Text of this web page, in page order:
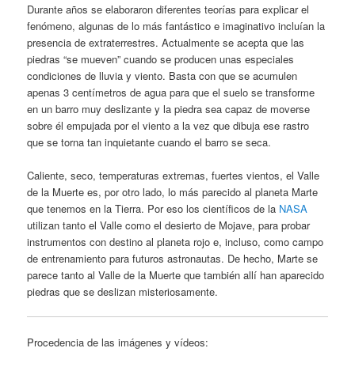
Durante años se elaboraron diferentes teorías para explicar el
fenómeno, algunas de lo más fantástico e imaginativo incluían la
presencia de extraterrestres. Actualmente se acepta que las
piedras “se mueven” cuando se producen unas especiales
condiciones de lluvia y viento. Basta con que se acumulen
apenas 3 centímetros de agua para que el suelo se transforme
en un barro muy deslizante y la piedra sea capaz de moverse
sobre él empujada por el viento a la vez que dibuja ese rastro
que se torna tan inquietante cuando el barro se seca.
Caliente, seco, temperaturas extremas, fuertes vientos, el Valle
de la Muerte es, por otro lado, lo más parecido al planeta Marte
que tenemos en la Tierra. Por eso los científicos de la NASA
utilizan tanto el Valle como el desierto de Mojave, para probar
instrumentos con destino al planeta rojo e, incluso, como campo
de entrenamiento para futuros astronautas. De hecho, Marte se
parece tanto al Valle de la Muerte que también allí han aparecido
piedras que se deslizan misteriosamente.
Procedencia de las imágenes y vídeos: